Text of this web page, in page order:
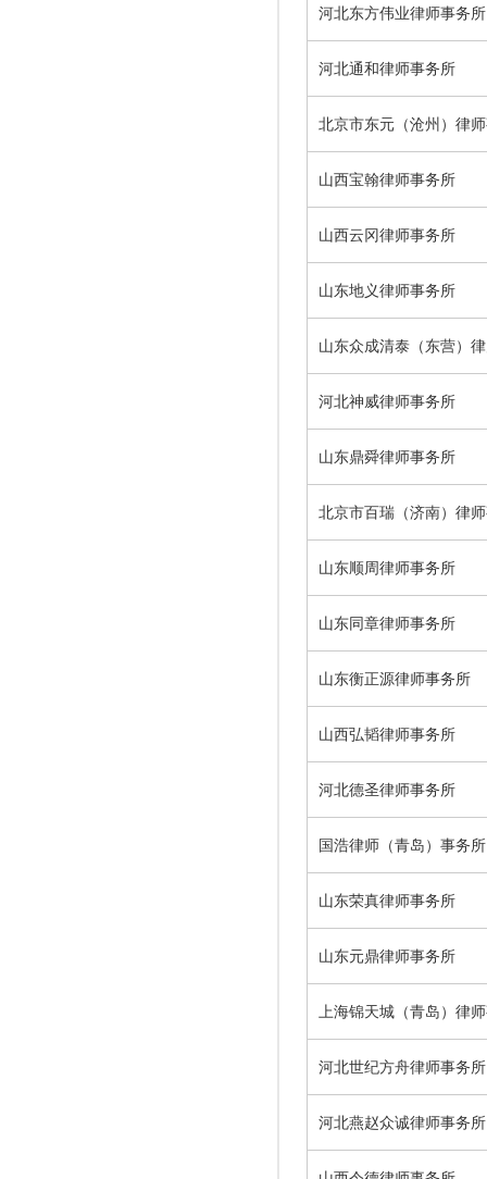
河北东方伟业律师事务所
河北通和律师事务所
北京市东元（沧州）律
山西宝翰律师事务所
山西云冈律师事务所
山东地义律师事务所
山东众成清泰（东营）
河北神威律师事务所
山东鼎舜律师事务所
北京市百瑞（济南）律
山东顺周律师事务所
山东同章律师事务所
山东衡正源律师事务所
山西弘韬律师事务所
河北德圣律师事务所
国浩律师（青岛）事务所
山东荣真律师事务所
山东元鼎律师事务所
上海锦天城（青岛）律
河北世纪方舟律师事务所
河北燕赵众诚律师事务所